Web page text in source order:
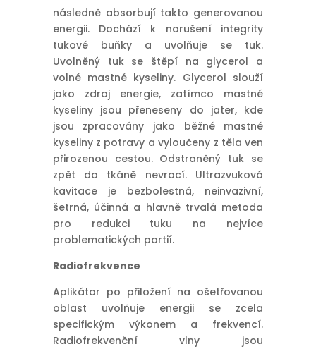
následně absorbují takto generovanou
energii. Dochází k narušení integrity
tukové buňky a uvolňuje se tuk.
Uvolněný tuk se štěpí na glycerol a
volné mastné kyseliny. Glycerol slouží
jako zdroj energie, zatímco mastné
kyseliny jsou přeneseny do jater, kde
jsou zpracovány jako běžné mastné
kyseliny z potravy a vyloučeny z těla ven
přirozenou cestou. Odstraněný tuk se
zpět do tkáně nevrací. Ultrazvuková
kavitace je bezbolestná, neinvazivní,
šetrná, účinná a hlavně trvalá metoda
pro redukci tuku na nejvíce
problematických partií.
Radiofrekvence
Aplikátor po přiložení na ošetřovanou
oblast uvolňuje energii se zcela
specifickým výkonem a frekvencí.
Radiofrekvenční vlny jsou